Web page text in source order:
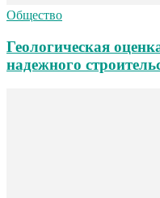
Общество
Геологическая
надежного